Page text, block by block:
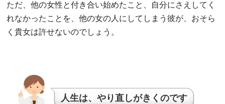
ただ、他の女性と付き合い始めたこと、自分にさえしてく
れなかったことを、他の女の人にしてしまう彼が、おそら
く貴女は許せないのでしょう。
人生は、やり直しがきくのです